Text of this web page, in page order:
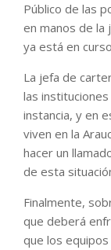
Público de las
en manos de la
ya está en
La jefa de
las
instancia, y en
viven en la
hacer un
de esta
Finalmente,
que deberá
que los